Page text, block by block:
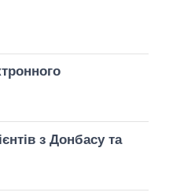
з Донбасу та